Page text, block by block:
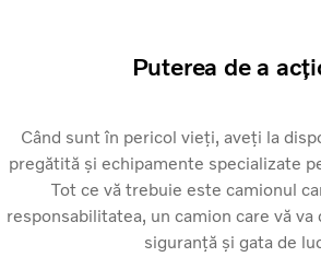
Puterea de a
Când sunt în pericol vieți, aveți la
pregătită și echipamente specializate
Tot ce vă trebuie este camionul
responsabilitatea, un camion care vă va
siguranță și gata de